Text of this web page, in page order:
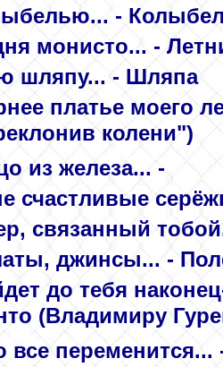
-
монисто... -
шляпу... - Шляпа
платье моего
колени")
из железа... -
счастливые
связанный
джинсы... -
до тебя
(Владимиру
все